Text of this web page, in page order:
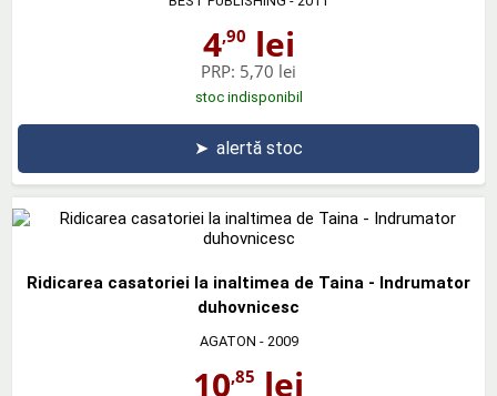
4,90 lei
PRP: 5,70 lei
stoc indisponibil
➤ alertă stoc
Ridicarea casatoriei la inaltimea de Taina - Indrumator
duhovnicesc
AGATON - 2009
10,85 lei